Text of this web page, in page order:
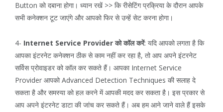
Button को दबाना होगा। ध्यान रखें >> कि रीसेटिंग प्रक्रिया के दौरान आपके
सभी कनेक्शन टूट जाएंगे और आपको फिर से उन्हें सेट करना होगा।
4- Internet Service Provider को कॉल करें: यदि आपको लगता है कि
आपका इंटरनेट कनेक्शन ठीक से काम नहीं कर रहा है, तो आप अपने इंटरनेट
सर्विस प्रोवाइडर को कॉल कर सकते हैं। आपका Internet Service
Provider आपको Advanced Detection Techniques की सलाह दे
सकता है और समस्या को हल करने में आपकी मदद कर सकता है। इस प्रकार से
आप अपने इंटरनेट डाटा की जांच कर सकते हैं। अब हम आने जाने वाले हैं इसके